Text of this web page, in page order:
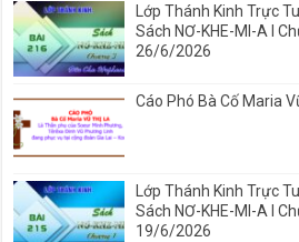
Lớp Thánh Kinh Trực
Sách NƠ-KHE-MI-A I
26/6/2026
Cáo Phó Bà Cố Maria
Lớp Thánh Kinh Trực
Sách NƠ-KHE-MI-A I
19/6/2026